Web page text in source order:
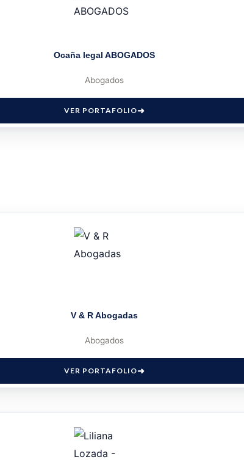
Ocaña legal ABOGADOS
Abogados
VER PORTAFOLIO
V & R Abogadas
Abogados
VER PORTAFOLIO